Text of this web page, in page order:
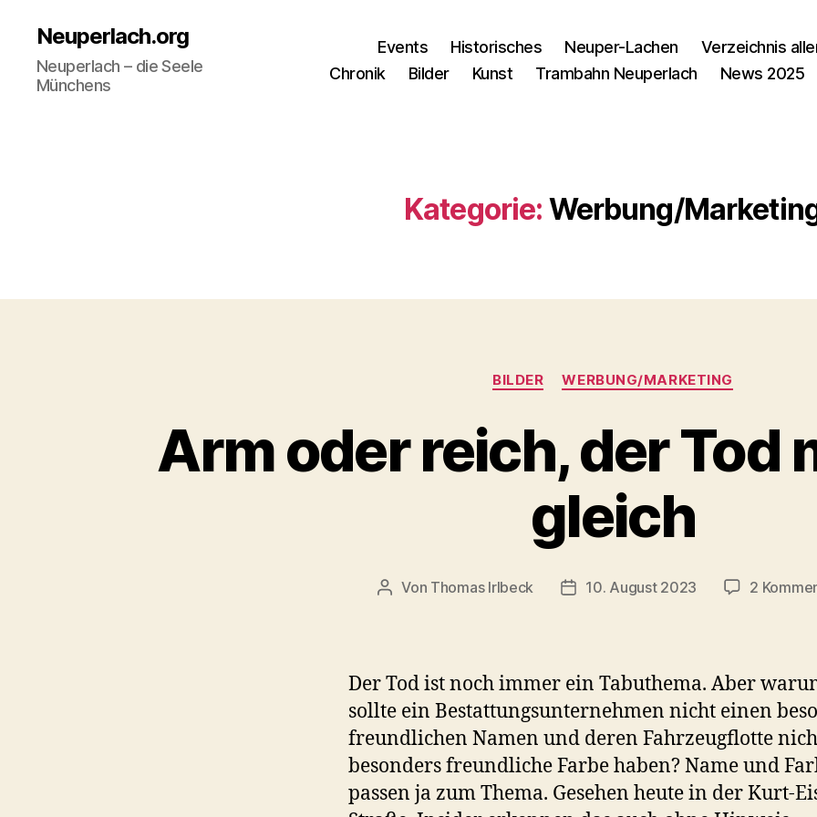
Neuperlach.org
Neuperlach – die Seele
Münchens
Events Historisches Neuper-Lachen Verzeichnis
Chronik
Bilder Kunst Trambahn Neuperlach News 2025
Kategorie: Werbung/
Kategorien
BILDER WERBUNG/MARKETING
Arm oder reich, der Tod
gleich
Beitragsautor
Von Thomas Irlbeck Veröffentlichungsdatum
10. August 2023 2
Der Tod ist noch immer ein Tabuthema. Aber
sollte ein Bestattungsunternehmen nicht einen
freundlichen Namen und deren Fahrzeugflotte
besonders freundliche Farbe haben? Name und
passen ja zum Thema. Gesehen heute in der Kurt-